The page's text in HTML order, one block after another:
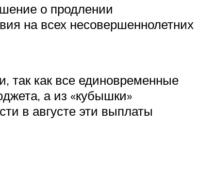
о продлении
на всех несовершеннолетних
так как все единовременные
а из «кубышки»
в августе эти выплаты